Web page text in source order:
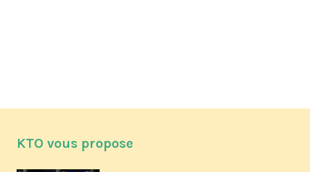
KTO vous propose